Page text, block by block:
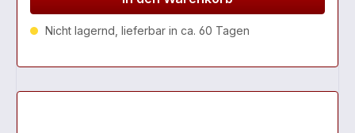
Nicht lagernd, lieferbar in ca. 60 Tagen